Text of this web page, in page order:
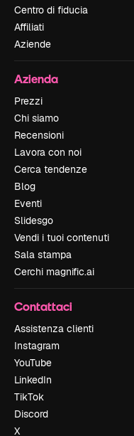
Centro di fiducia
Affiliati
Aziende
Azienda
Prezzi
Chi siamo
Recensioni
Lavora con noi
Cerca tendenze
Blog
Eventi
Slidesgo
Vendi i tuoi contenuti
Sala stampa
Cerchi magnific.ai
Contattaci
Assistenza clienti
Instagram
YouTube
LinkedIn
TikTok
Discord
X